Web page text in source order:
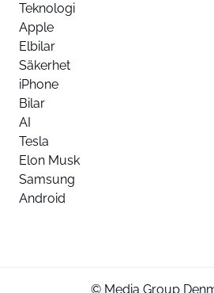
Teknologi
Apple
Elbilar
Säkerhet
iPhone
Bilar
AI
Tesla
Elon Musk
Samsung
Android
© Media Group